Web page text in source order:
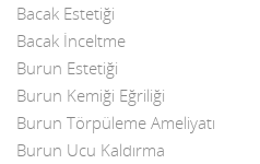
Bacak Estetiği
Bacak İnceltme
Burun Estetiği
Burun Kemiği Eğriliği
Burun Törpüleme Ameliyatı
Burun Ucu Kaldırma